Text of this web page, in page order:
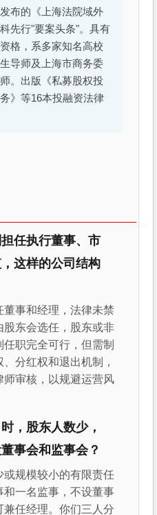
布的《上海法院域外
先行"要案头条"。具有
格，系多家知名高校
导师及上海市商务委
。出版《私募股权投
》等16本投融资法律
任执行董事、市
这样的公司结构
事和经理，法律未禁
东会选任，股东或非
职完全可行，但需制
分红权和退出机制，
师审核，以规避运营风
，股东人数少，
事会和监事会？
或规模较小的有限责任
一名监事，不设董事
任经理。你们三人分